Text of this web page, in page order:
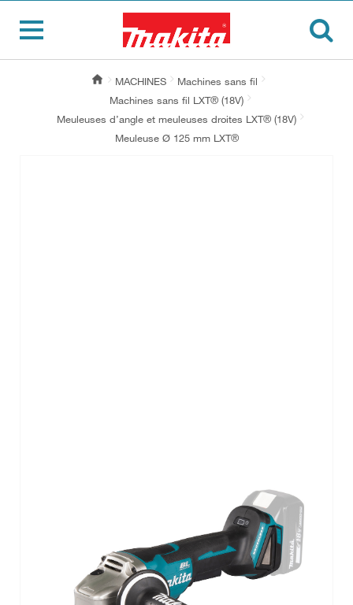
MACHINES
Machines sans fil
Machines sans fil LXT® (18V)
Meuleuses d’angle et meuleuses droites LXT® (18V)
Meuleuse Ø 125 mm LXT®